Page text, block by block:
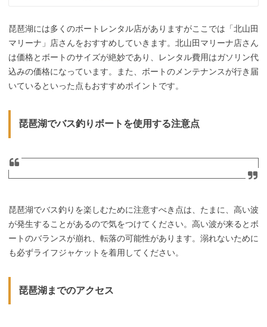
琵琶湖には多くのボートレンタル店がありますがここでは「北山田
マリーナ」店さんをおすすめしていきます。北山田マリーナ店さん
は価格とボートのサイズが絶妙であり、レンタル費用はガソリン代
込みの価格になっています。また、ボートのメンテナンスが行き届
いているといった点もおすすめポイントです。
琵琶湖でバス釣りボートを使用する注意点
琵琶湖でバス釣りを楽しむために注意すべき点は、たまに、高い波
が発生することがあるので気をつけてください。高い波が来るとボ
ートのバランスが崩れ、転落の可能性があります。溺れないために
も必ずライフジャケットを着用してください。
琵琶湖までのアクセス